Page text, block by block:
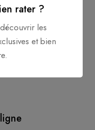
de plus
rater ?
les
et bien